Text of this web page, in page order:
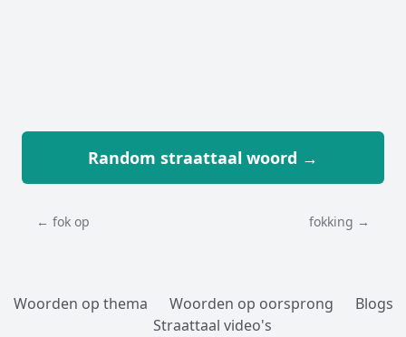
Random straattaal woord →
← fok op fokking →
Woorden op thema Woorden op oorsprong
Blogs
Straattaal video's